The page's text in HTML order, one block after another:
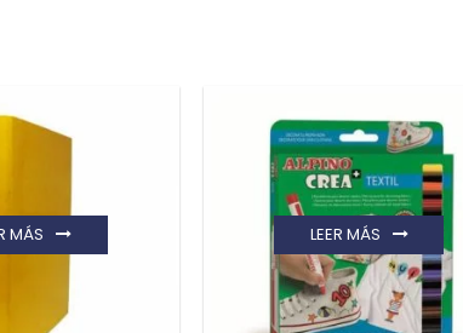
MÁS LEER MÁS